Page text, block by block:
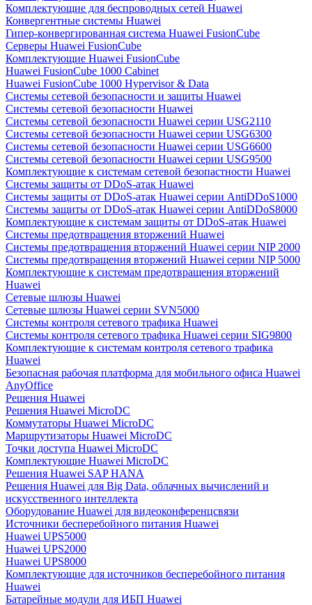
Комплектующие для беспроводных сетей Huawei
Конвергентные системы Huawei
Гипер-конвергированная система Huawei FusionCube
Серверы Huawei FusionCube
Комплектующие Huawei FusionCube
Huawei FusionCube 1000 Cabinet
Huawei FusionCube 1000 Hypervisor & Data
Системы сетевой безопасности и защиты Huawei
Системы сетевой безопасности Huawei
Системы сетевой безопасности Huawei серии USG2110
Системы сетевой безопасности Huawei серии USG6300
Системы сетевой безопасности Huawei серии USG6600
Системы сетевой безопасности Huawei серии USG9500
Комплектующие к системам сетевой безопастности Huawei
Системы защиты от DDoS-атак Huawei
Системы защиты от DDoS-атак Huawei серии AntiDDoS1000
Системы защиты от DDoS-атак Huawei серии AntiDDoS8000
Комплектующие к системам защиты от DDoS-атак Huawei
Системы предотвращения вторжений Huawei
Системы предотвращения вторжений Huawei серии NIP 2000
Системы предотвращения вторжений Huawei серии NIP 5000
Комплектующие к системам предотвращения вторжений
Huawei
Сетевые шлюзы Huawei
Сетевые шлюзы Huawei серии SVN5000
Системы контроля сетевого трафика Huawei
Системы контроля сетевого трафика Huawei серии SIG9800
Комплектующие к системам контроля сетевого трафика
Huawei
Безопасная рабочая платформа для мобильного офиса Huawei
AnyOffice
Решения Huawei
Решения Huawei MicroDC
Коммутаторы Huawei MicroDC
Маршрутизаторы Huawei MicroDC
Точки доступа Huawei MicroDC
Комплектующие Huawei MicroDC
Решения Huawei SAP HANA
Решения Huawei для Big Data, облачных вычислений и
искусственного интеллекта
Оборудование Huawei для видеоконференцсвязи
Источники бесперебойного питания Huawei
Huawei UPS5000
Huawei UPS2000
Huawei UPS8000
Комплектующие для источников бесперебойного питания
Huawei
Батарейные модули для ИБП Huawei